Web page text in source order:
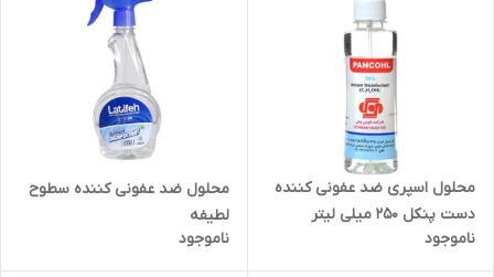
محلول اسپری ضد عفونی کننده
دست پنکل 250 میلی لیتر
ناموجود
محلول ضد عفونی کننده سطوح
لطیفه
ناموجود